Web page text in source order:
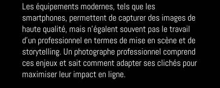
Les équipements modernes, tels que les
smartphones, permettent de capturer des images de
haute qualité, mais n’égalent souvent pas le travail
d’un professionnel en termes de mise en scène et de
storytelling. Un photographe professionnel comprend
ces enjeux et sait comment adapter ses clichés pour
maximiser leur impact en ligne.